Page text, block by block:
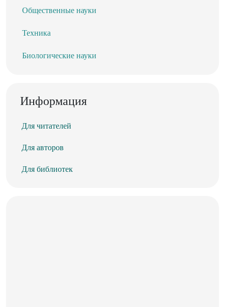
Общественные науки
Техника
Биологические науки
Информация
Для читателей
Для авторов
Для библиотек